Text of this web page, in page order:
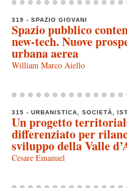
319 - SPAZIO GIOVANI
Spazio pubblico
new-tech. Nuove
urbana aerea
William Marco Aiello
315 - URBANISTICA, SOCIETÀ,
Un progetto
differenziato per
sviluppo della Valle
Cesare Emanuel